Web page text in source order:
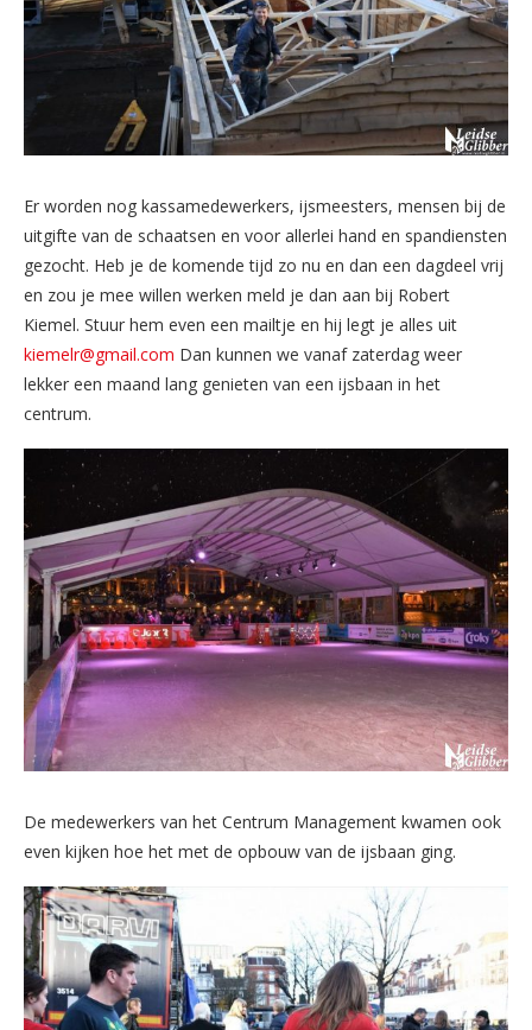
Er worden nog kassamedewerkers, ijsmeesters, mensen bij de
uitgifte van de schaatsen en voor allerlei hand en spandiensten
gezocht. Heb je de komende tijd zo nu en dan een dagdeel vrij
en zou je mee willen werken meld je dan aan bij Robert
Kiemel. Stuur hem even een mailtje en hij legt je alles uit
kiemelr@gmail.com Dan kunnen we vanaf zaterdag weer
lekker een maand lang genieten van een ijsbaan in het
centrum.
De medewerkers van het Centrum Management kwamen ook
even kijken hoe het met de opbouw van de ijsbaan ging.